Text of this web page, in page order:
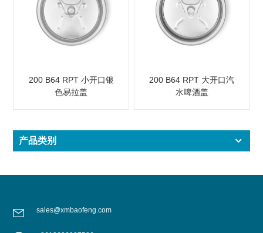
200 B64 RPT 小开口银
色易拉盖
200 B64 RPT 大开口汽
水啤酒盖
产品类别
sales@xmbaofeng.com